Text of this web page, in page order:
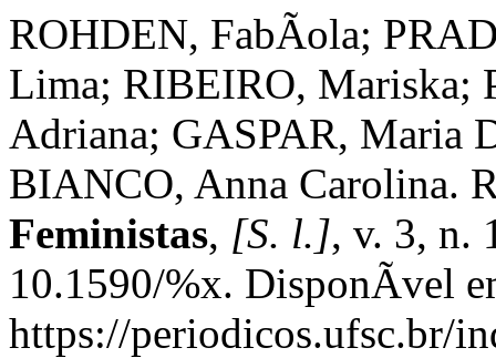
ROHDEN, FabÃ­ola;
Lima; RIBEIRO, Mariska;
Adriana; GASPAR, Maria
BIANCO, Anna Carolina.
Feministas, [S. l.], v. 3, n.
10.1590/%x. DisponÃ­vel
https://periodicos.ufsc.br/